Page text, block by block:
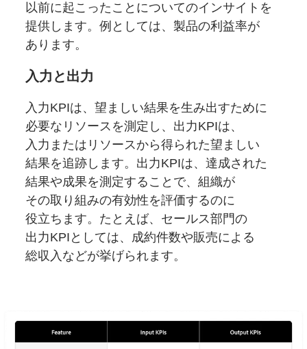
以前に起こったことについてのインサイトを
提供します。例としては、 製品の利益率が
あります。
入力と出力
入力KPIは、望ましい結果を生み出すために
必要な リソースを測定し、 出力KPIは、
入力または リソースから得られた望ましい
結果を追跡します。 出力KPIは、達成された
結果や成果を測定することで、組織が
その取り組みの有効性を評価するのに
役立ちます。 たとえば、 セールス部門の
出力KPIと しては、 成約件数や販売による
総収入などが挙げられます。